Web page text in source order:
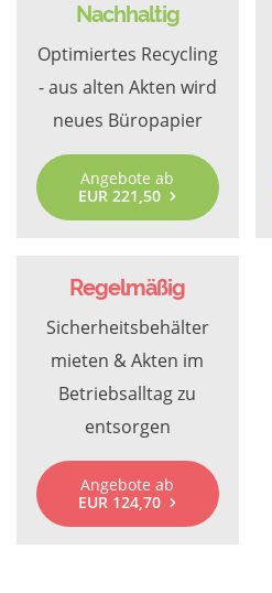
Nachhaltig
Optimiertes Recycling
- aus alten Akten wird
neues Büropapier
Angebote ab
EUR 221,50
Regelmäßig
Sicherheitsbehälter
mieten & Akten im
Betriebsalltag zu
entsorgen
Angebote ab
EUR 124,70